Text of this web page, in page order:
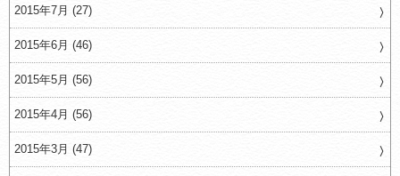
2015年7月 (27)
2015年6月 (46)
2015年5月 (56)
2015年4月 (56)
2015年3月 (47)